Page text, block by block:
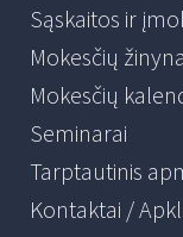
Sąskaitos ir
Mokesčių
Mokesčių
Seminarai
Tarptautinis
Kontaktai /